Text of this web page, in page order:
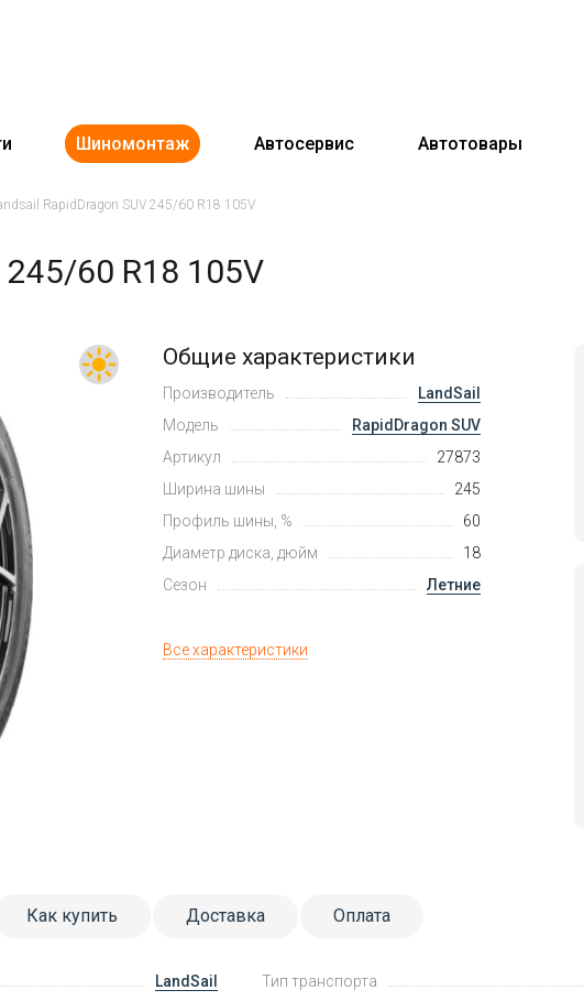
Шиномонтаж Автосервис Автотовары
RapidDragon SUV 245/60 R18 105V
60 R18 105V
Общие характеристики
Производитель
LandSail
Модель
RapidDragon SUV
Артикул
27873
Ширина шины
245
Профиль шины, %
60
Диаметр диска, дюйм
18
Сезон
Летние
Все характеристики
Как купить Доставка Оплата
LandSail
Тип транспорта